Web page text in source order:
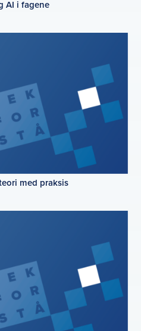
AI i fagene
med praksis